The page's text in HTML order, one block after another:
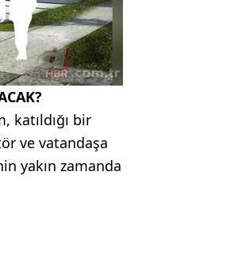
katıldığı bir
ve vatandaşa
yakın zamanda